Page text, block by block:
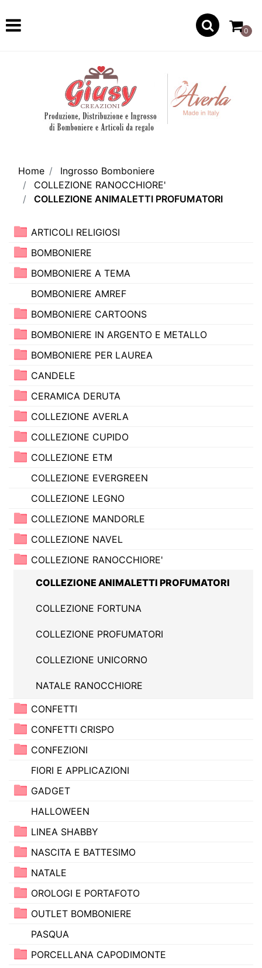
Open
0
Home
Ingrosso Bomboniere
COLLEZIONE RANOCCHIORE'
COLLEZIONE ANIMALETTI PROFUMATORI
ARTICOLI RELIGIOSI
BOMBONIERE
BOMBONIERE A TEMA
BOMBONIERE AMREF
BOMBONIERE CARTOONS
BOMBONIERE IN ARGENTO E METALLO
BOMBONIERE PER LAUREA
CANDELE
CERAMICA DERUTA
COLLEZIONE AVERLA
COLLEZIONE CUPIDO
COLLEZIONE ETM
COLLEZIONE EVERGREEN
COLLEZIONE LEGNO
COLLEZIONE MANDORLE
COLLEZIONE NAVEL
COLLEZIONE RANOCCHIORE'
COLLEZIONE ANIMALETTI PROFUMATORI
COLLEZIONE FORTUNA
COLLEZIONE PROFUMATORI
COLLEZIONE UNICORNO
NATALE RANOCCHIORE
CONFETTI
CONFETTI CRISPO
CONFEZIONI
FIORI E APPLICAZIONI
GADGET
HALLOWEEN
LINEA SHABBY
NASCITA E BATTESIMO
NATALE
OROLOGI E PORTAFOTO
OUTLET BOMBONIERE
PASQUA
PORCELLANA CAPODIMONTE